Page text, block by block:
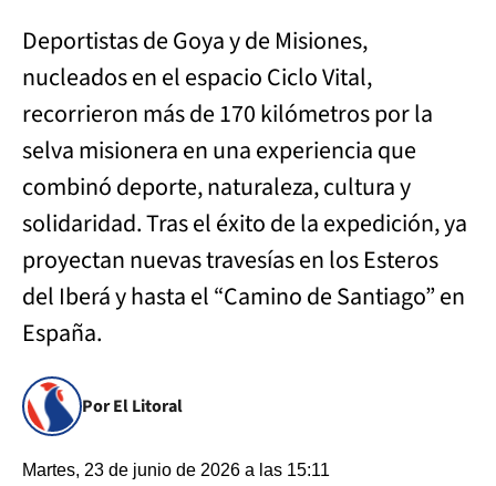
Deportistas de Goya y de Misiones,
nucleados en el espacio Ciclo Vital,
recorrieron más de 170 kilómetros por la
selva misionera en una experiencia que
combinó deporte, naturaleza, cultura y
solidaridad. Tras el éxito de la expedición, ya
proyectan nuevas travesías en los Esteros
del Iberá y hasta el “Camino de Santiago” en
España.
Por El Litoral
Martes, 23 de junio de 2026 a las 15:11